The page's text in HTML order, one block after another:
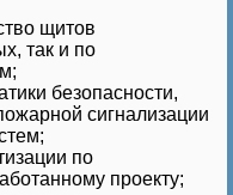
щитов
так и по
безопасности,
сигнализации
по
проекту;